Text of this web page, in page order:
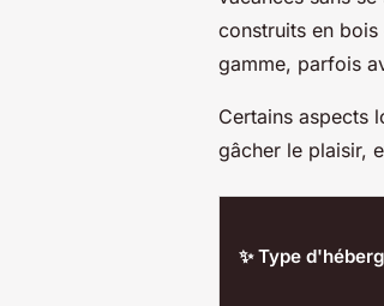
construits en
gamme, parfois
Certains aspects
gâcher le plaisir,
✨ Type